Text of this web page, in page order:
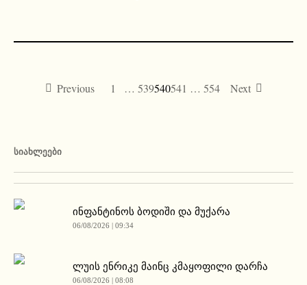
Previous 1 … 539540541 … 554 Next
ᲡᲘᲐᲮᲚᲔᲔᲑᲘ
ინფანტინოს ბოდიში და მუქარა
06/08/2026 | 09:34
ლუის ენრიკე მაინც კმაყოფილი დარჩა
06/08/2026 | 08:08